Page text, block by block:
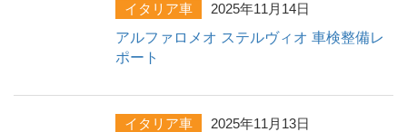
イタリア車
2025年11月14日
アルファロメオ ステルヴィオ 車検整備レ
ポート
イタリア車
2025年11月13日